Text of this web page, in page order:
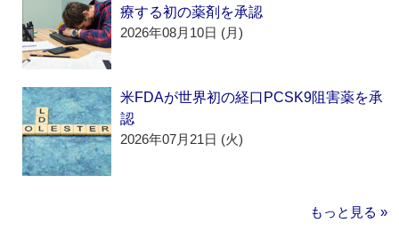
療する初の薬剤を承認
2026年08月10日 (月)
米FDAが世界初の経口PCSK9阻害薬を承
認
2026年07月21日 (火)
もっと見る »